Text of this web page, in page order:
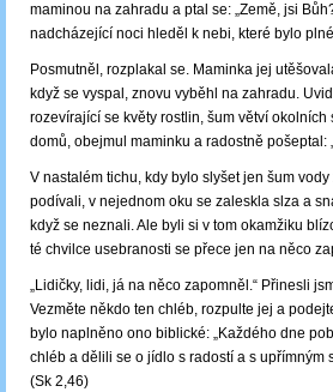
maminou na zahradu a ptal se: „Země, jsi
nadcházející noci hleděl k nebi, které bylo
Posmutněl, rozplakal se. Maminka jej
když se vyspal, znovu vyběhl na zahradu.
rozevírající se květy rostlin, šum větví
domů, obejmul maminku a radostně pošeptal:
V nastalém tichu, kdy bylo slyšet jen šum
podívali, v nejednom oku se zaleskla slza a
když se neznali. Ale byli si v tom okamžiku
té chvilce usebranosti se přece jen na něco
„Lidičky, lidi, já na něco zapomněl.“ Přinesli
Vezměte někdo ten chléb, rozpulte jej a
bylo naplněno ono biblické: „Každého dne
chléb a dělili se o jídlo s radostí a s
(Sk 2,46)